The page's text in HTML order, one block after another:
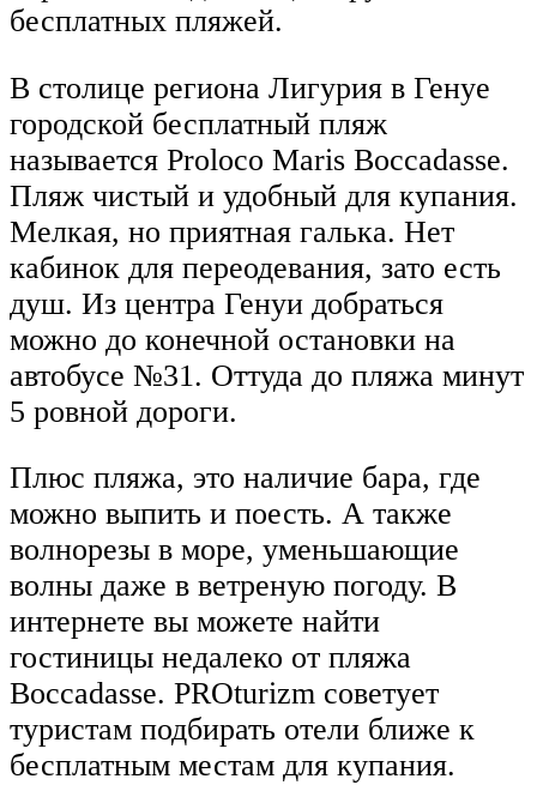
бесплатных пляжей.
В столице региона Лигурия в Генуе
городской бесплатный пляж
называется Proloco Maris Boccadasse.
Пляж чистый и удобный для купания.
Мелкая, но приятная галька. Нет
кабинок для переодевания, зато есть
душ. Из центра Генуи добраться
можно до конечной остановки на
автобусе №31. Оттуда до пляжа минут
5 ровной дороги.
Плюс пляжа, это наличие бара, где
можно выпить и поесть. А также
волнорезы в море, уменьшающие
волны даже в ветреную погоду. В
интернете вы можете найти
гостиницы недалеко от пляжа
Boccadasse. PROturizm советует
туристам подбирать отели ближе к
бесплатным местам для купания.